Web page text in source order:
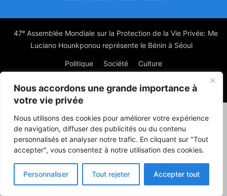
Nous accordons une grande importance à
votre vie privée
Nous utilisons des cookies pour améliorer votre expérience
de navigation, diffuser des publicités ou du contenu
personnalisés et analyser notre trafic. En cliquant sur "Tout
accepter", vous consentez à notre utilisation des cookies.
Personnaliser Tout rejeter Accepter tout
47ᵉ Assemblée Mondiale sur la Protection de la Vie Privée: Me
Luciano Hounkponou représente le Bénin à Séoul
Politique Société Culture
© Powered by digitXplus Francophone